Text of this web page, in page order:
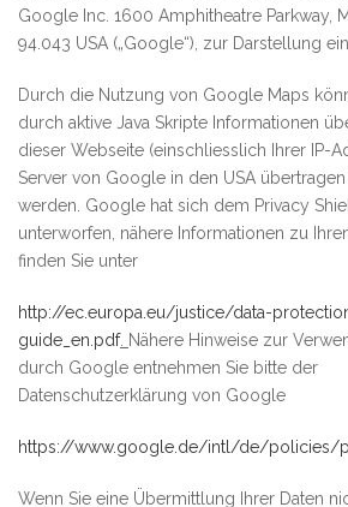
Google Inc. 1600 Amphitheatre Parkway,
94.043 USA („Google“), zur Darstellung
Durch die Nutzung von Google Maps
durch aktive Java Skripte Informationen
dieser Webseite (einschliesslich Ihrer IP-
Server von Google in den USA
werden. Google hat sich dem Privacy
unterworfen, nähere Informationen zu
finden Sie unter
http://ec.europa.eu/justice/data-
guide_en.pdf. Nähere Hinweise zur
durch Google entnehmen Sie bitte der
Datenschutzerklärung von Google
https://www.google.de/intl/de/policies/
Wenn Sie eine Übermittlung Ihrer Daten